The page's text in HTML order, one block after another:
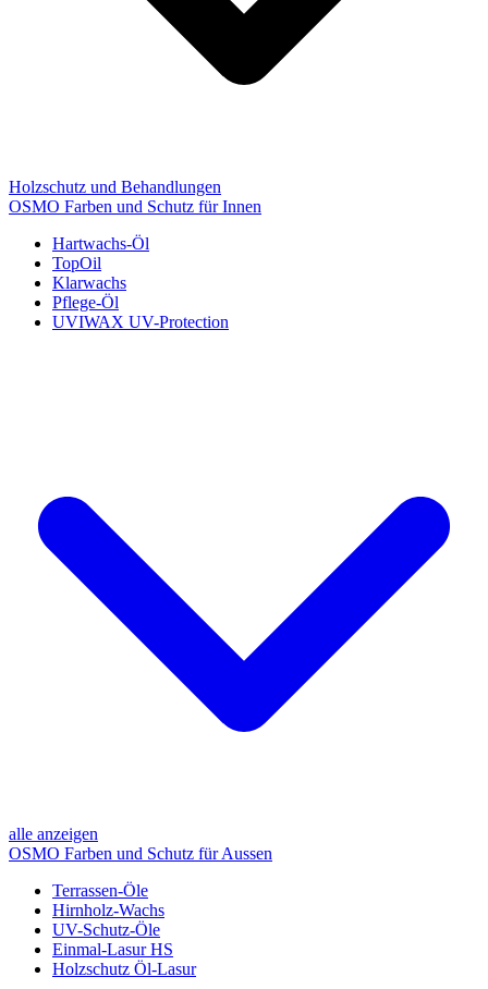
Holzschutz und Behandlungen
OSMO Farben und Schutz für Innen
Hartwachs-Öl
TopOil
Klarwachs
Pflege-Öl
UVIWAX UV-Protection
alle anzeigen
OSMO Farben und Schutz für Aussen
Terrassen-Öle
Hirnholz-Wachs
UV-Schutz-Öle
Einmal-Lasur HS
Holzschutz Öl-Lasur